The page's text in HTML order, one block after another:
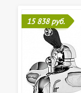
15 838 руб.